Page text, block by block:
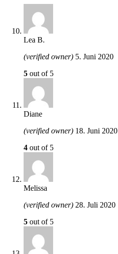
Lea B.
(verified owner) 5. Juni 2020
5 out of 5
Diane
(verified owner) 18. Juni 2020
4 out of 5
Melissa
(verified owner) 28. Juli 2020
5 out of 5